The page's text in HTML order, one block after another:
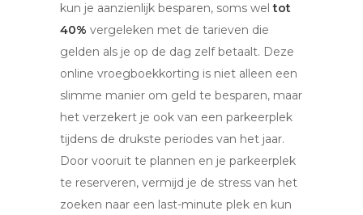
kun je aanzienlijk besparen, soms weltot
40% vergeleken met de tarieven die
gelden als je op de dag zelf betaalt. Deze
online vroegboekkorting is niet alleen een
slimme manier om geld te besparen, maar
het verzekert je ook van een parkeerplek
tijdens de drukste periodes van het jaar.
Door vooruit te plannen en je parkeerplek
te reserveren, vermijd je de stress van het
zoeken naar een last-minute plek en kun